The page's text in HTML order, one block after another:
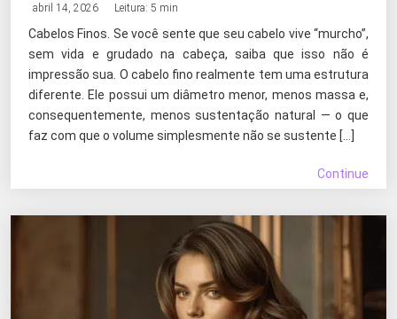
abril 14, 2026 Leitura: 5 min
Cabelos Finos. Se você sente que seu cabelo vive “murcho”,
sem vida e grudado na cabeça, saiba que isso não é
impressão sua. O cabelo fino realmente tem uma estrutura
diferente. Ele possui um diâmetro menor, menos massa e,
consequentemente, menos sustentação natural — o que
faz com que o volume simplesmente não se sustente […]
Continue